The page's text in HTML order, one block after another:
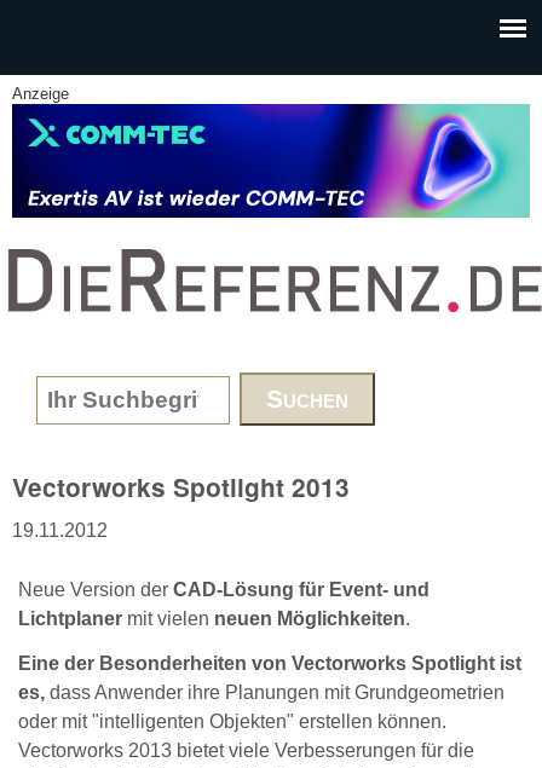
Anzeige
www.DieReferenz.de
Search form
Vectorworks Spotlight 2013
19.11.2012
Neue Version der CAD-Lösung für Event- und
Lichtplaner mit vielen neuen Möglichkeiten.
Eine der Besonderheiten von Vectorworks Spotlight ist
es, dass Anwender ihre Planungen mit Grundgeometrien
oder mit "intelligenten Objekten" erstellen können.
Vectorworks 2013 bietet viele Verbesserungen für die